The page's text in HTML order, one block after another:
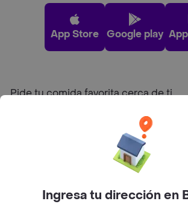
App Store Google play
Pide tu comida favorita cerca de ti
Sobre RappiIngresa tu dirección en